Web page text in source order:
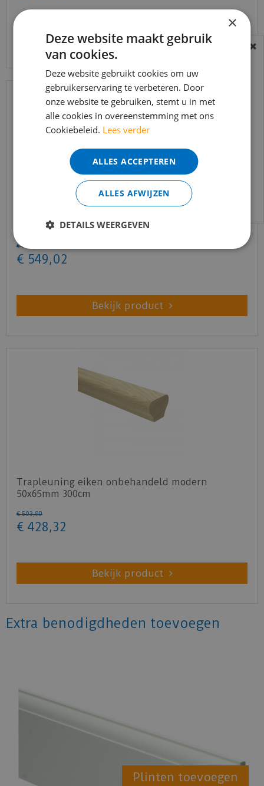
Bekijk product
40x60mm 350cm
€ 645
€ 549,02
Bekijk product
Trapleuning eiken onbehandeld modern
50x65mm 300cm
€ 503,90
€ 428,32
Bekijk product
Extra benodigdheden toevoegen
Plinten toevoegen
BEREIKBAARHEID
In verband met de vakantie periode zijn wij
t/m 14 augustus telefonisch helaas niet
bereikbaar.
Bestelling worden uiteraard verwerkt
echter iets minder snel dan wat je van ons
gewend bent.
Voor vragen kan je ons bereiken via
info@merkvloerenwinkel.nl
×
Deze website maakt gebruik
van cookies.
Deze website gebruikt cookies om uw
gebruikerservaring te verbeteren. Door
onze website te gebruiken, stemt u in met
alle cookies in overeenstemming met ons
Cookiebeleid. Lees verder
ALLES ACCEPTEREN
ALLES AFWIJZEN
DETAILS WEERGEVEN